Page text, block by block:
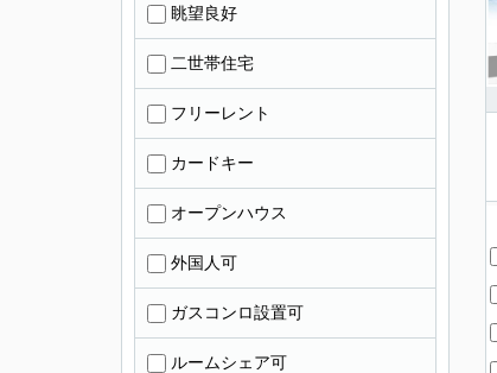
眺望良好
二世帯住宅
フリーレント
カードキー
オープンハウス
外国人可
ガスコンロ設置可
ルームシェア可